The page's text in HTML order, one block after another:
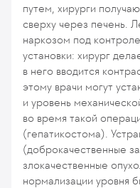
путем, хирурги
сверху через печень.
наркозом под
установки: хирург
в него вводится
этому врачи могут
и уровень
во время такой
(гепатикостома).
(доброкачественные
злокачественные
нормализации уровня